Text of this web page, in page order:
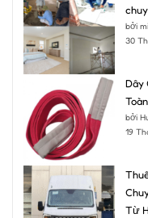
bởi
30
Dây
bởi
19
Từ